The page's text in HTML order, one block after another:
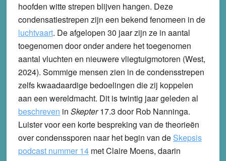
hoofden witte strepen blijven hangen. Deze
condensatiestrepen zijn een bekend fenomeen in de
luchtvaart. De afgelopen 30 jaar zijn ze in aantal
toegenomen door onder andere het toegenomen
aantal vluchten en nieuwere vliegtuigmotoren (West,
2024). Sommige mensen zien in de condensstrepen
zelfs kwaadaardige bedoelingen die zij koppelen
aan een wereldmacht. Dit is twintig jaar geleden al
beschreven in Skepter17.3 door Rob Nanninga.
Luister voor een korte bespreking van de theorieën
over condenssporen naar het begin van de Skepsis
podcast nummer 14met Claire Moens, daarin